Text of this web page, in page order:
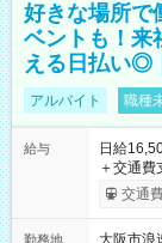
好きな場所で
ベントも！来
える日払い◎
アルバイト 職種
給与
日給
＋交通費支給 ★交通費全額支給！ ★日払い
働いた
交通
勤務地
大阪市浪